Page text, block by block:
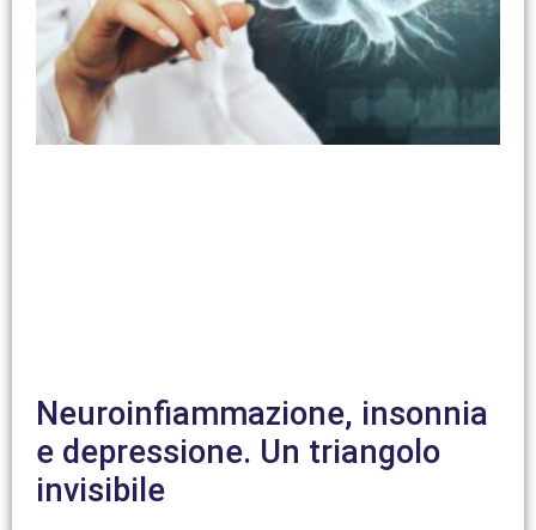
Neuroinfiammazione, insonnia
e depressione. Un triangolo
invisibile